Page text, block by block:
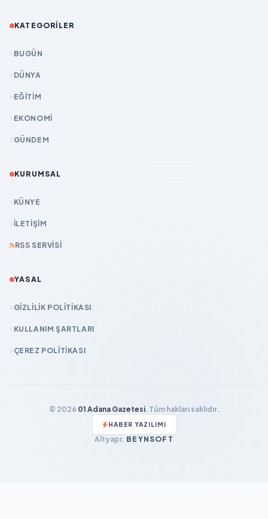
KATEGORILER
BUGÜN
DÜNYA
EĞİTİM
EKONOMİ
GÜNDEM
KURUMSAL
KÜNYE
İLETIŞIM
RSS SERVISI
YASAL
GIZLILIK POLITIKASI
KULLANIM ŞARTLARI
ÇEREZ POLITIKASI
© 2026 01 Adana Gazetesi. Tüm hakları saklıdır.
HABER YAZILIMI
Altyapı: BEYNSOFT